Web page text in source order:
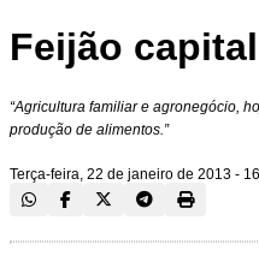
Feijão
“Agricultura familiar e agronegócio,
produção de alimentos.”
Terça-feira, 22 de janeiro de 2013 -